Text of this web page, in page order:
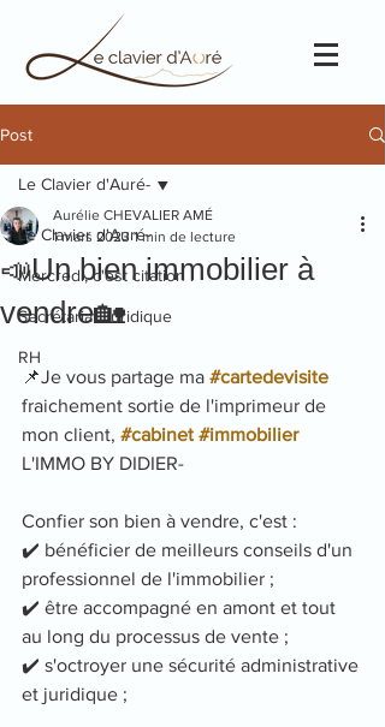
Post
Le Clavier d'Auré-
Mercredi, c'est citation !
Secrétariat Juridique
RH
Le Clavier d'Auré-
📣Un bien immobilier à
vendre🏡
Aurélie CHEVALIER AMÉ
1 mars 2023 1 min de lecture
📌Je vous partage ma #cartedevisite
fraichement sortie de l'imprimeur de
mon client, #cabinet #immobilier
L'IMMO BY DIDIER-
Confier son bien à vendre, c'est :
✔️ bénéficier de meilleurs conseils d'un
professionnel de l'immobilier ;
✔️ être accompagné en amont et tout
au long du processus de vente ;
✔️ s'octroyer une sécurité administrative
et juridique ;